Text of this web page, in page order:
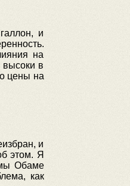
и
на
высоки в
цены на
и
этом. Я
Обаме
как